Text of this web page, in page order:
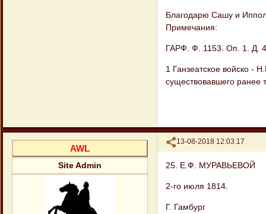
Благодарю Сашу и
Примечания:
ГАРФ. Ф. 1153. Оп. 1. Д.
1 Ганзеатское войско -
существовавшего ранее
Поделиться
13-08-2018 12:03:17
AWL
Site Admin 25. Е.Ф. МУРАВЬЕВОЙ
2-го июля 1814.
Г. Гамбург